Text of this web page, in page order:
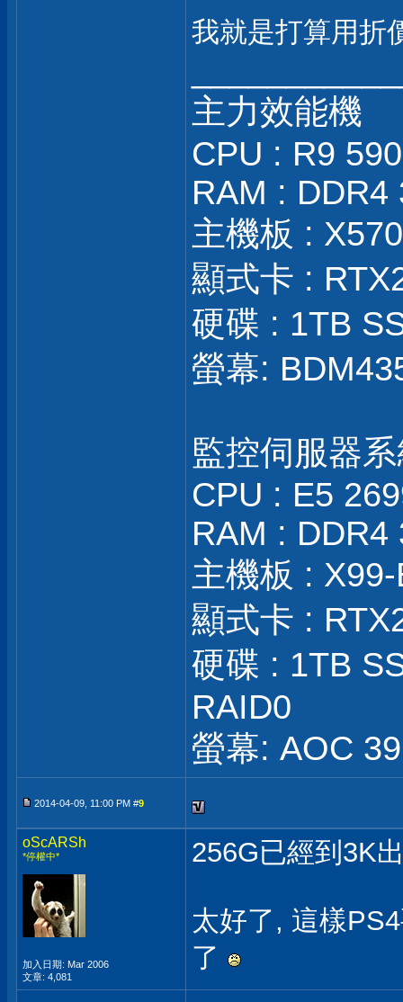
我就是打算用折
主力效能機
CPU : R9
RAM : DDR4
主機板 :
顯式卡 :
硬碟 : 1TB
螢幕:
監控伺服器
CPU : E5
RAM : DDR4
主機板 : X99-
顯式卡 :
硬碟 : 1TB
RAID0
螢幕: AOC
2014-04-09, 11:00 PM #9
oScARSh
*停權中*
加入日期: Mar 2006
文章: 4,081
256G已經到3K
太好了, 這樣
了